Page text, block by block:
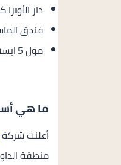
دار الأوبرا كما يقع مول 5 ايست
فندق الماسة
مول 5 ايست تاور العاصمة مكون من دورين أرضي + 12 دور علوي.
ما هي
أعلنت شركة
منطقة